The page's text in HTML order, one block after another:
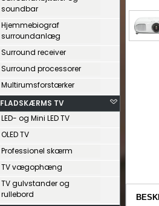
soundbar
Hjemmebiograf
surroundanlæg
Surround receiver
Surround processorer
Multirumsforstærker
FLADSKÆRMS TV
LED- og Mini LED TV
OLED TV
Professionel skærm
TV vægophæng
TV gulvstander og
rullebord